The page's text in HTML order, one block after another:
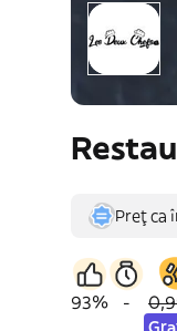
Preț ca
93% -